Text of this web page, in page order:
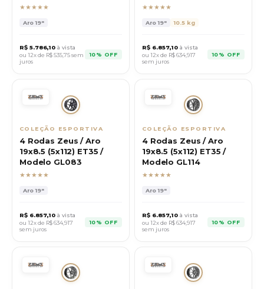
★★★★★
Aro19"
R$ 5.786,10 à vista
ou 12x de R$535,75sem
juros
10% OFF
★★★★★
Aro19" 10.5 kg
R$ 6.857,10 à vista
ou 12x de R$634,917
sem juros
10% OFF
COLEÇÃO ESPORTIVA
4 Rodas Zeus / Aro
19x8.5 (5x112) ET35 /
Modelo GL083
★★★★★
Aro19"
R$ 6.857,10 à vista
ou 12x de R$634,917
sem juros
10% OFF
COLEÇÃO ESPORTIVA
4 Rodas Zeus / Aro
19x8.5 (5x112) ET35 /
Modelo GL114
★★★★★
Aro19"
R$ 6.857,10 à vista
ou 12x de R$634,917
sem juros
10% OFF